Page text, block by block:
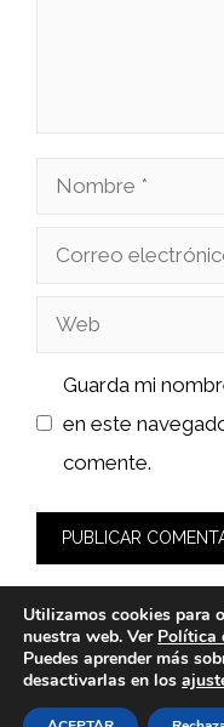
Nombre
Correo
Web
Guarda mi
en este
comente.
© 2026 bioloco.es -
Utilizamos cookies para
nuestra web. Ver Política
Puedes aprender más
desactivarlas en los